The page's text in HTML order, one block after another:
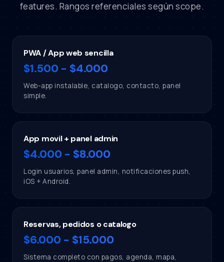
features. Rangos referenciales según scope.
PWA / App web sencilla
$1.500 - $4.000
Web-app instalable, catalogo, contacto, panel
simple.
App movil + panel admin
$4.000 - $8.000
Login usuarios, panel admin, notificaciones push,
iOS + Android.
Reservas, pedidos o catalogo
$6.000 - $15.000
Sistema completo con pagos, agenda, mapa,